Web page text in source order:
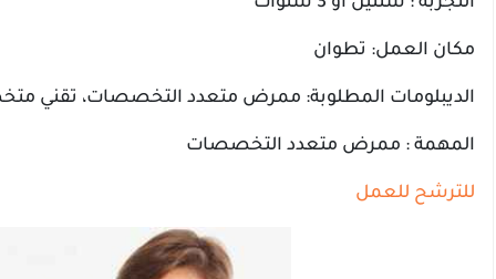
مكان العمل: تطوان
الديبلومات المطلوبة: ممرض متعدد التخصصات، تقني
المهمة : ممرض متعدد التخصصات
للترشح للعمل